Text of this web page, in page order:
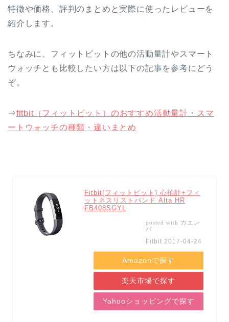
特徴や価格、評判のまとめと実際に使ったレビューを
紹介します。
ちなみに、フィットビットの他の活動量計やスマート
ウォッチとも比較したい方は以下の記事を参考にどう
ぞ。
⇒fitbit（フィットビット）のおすすめ活動量計・スマ
ートウォッチの種類・違いまとめ
Fitbit(フィットビット) 心拍計+フィ
ットネスリストバンド Alta HR
FB408SGYL
posted with カエレ
バ
Fitbit 2017-04-24
Amazonで探す
楽天市場で探す
Yahooショッピングで探す